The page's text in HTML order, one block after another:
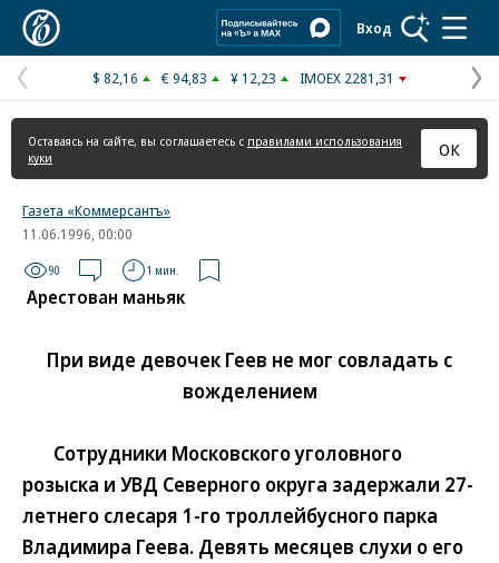
Вход
Предыдущая
страница
$ 82,16 € 94,83 ¥ 12,23 IMOEX 2281,31
Оставаясь на сайте, вы соглашаетесь с правилами использования
куки
ОК
Газета «Коммерсантъ»
11.06.1996, 00:00
90 1 мин.
Арестован маньяк
При виде девочек Геев не мог совладать с
вожделением
Сотрудники Московского уголовного
розыска и УВД Северного округа задержали 27-
летнего слесаря 1-го троллейбусного парка
Владимира Геева. Девять месяцев слухи о его